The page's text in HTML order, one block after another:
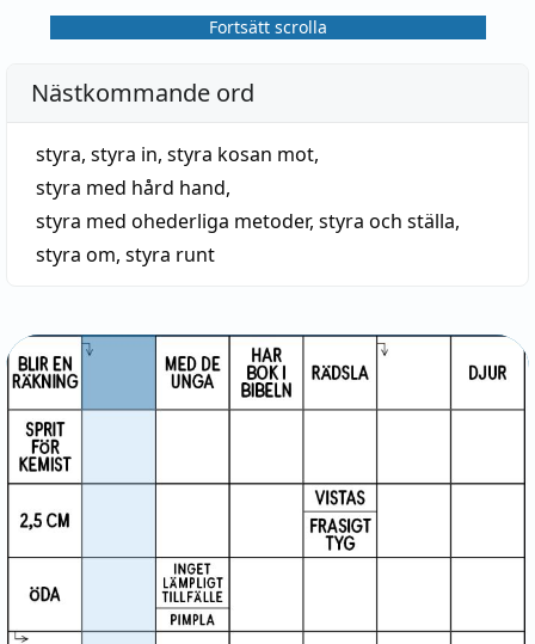
Fortsätt scrolla
Nästkommande ord
styra, styra in, styra kosan mot,
styra med hård hand,
styra med ohederliga metoder, styra och ställa,
styra om, styra runt